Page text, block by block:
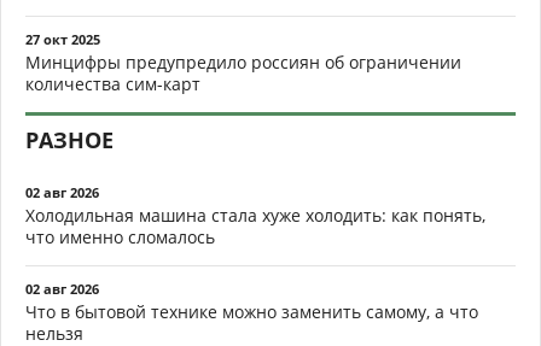
27 окт 2025
Минцифры предупредило россиян об ограничении
количества сим-карт
РАЗНОЕ
02 авг 2026
Холодильная машина стала хуже холодить: как понять,
что именно сломалось
02 авг 2026
Что в бытовой технике можно заменить самому, а что
нельзя